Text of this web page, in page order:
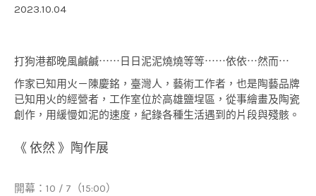
2023.10.04
打狗港都晚風鹹鹹⋯⋯日日泥泥燒燒等等⋯⋯依依⋯然而⋯
作家已知用火－陳慶銘，臺灣⼈，藝術⼯作者，也是陶藝品牌
已知⽤火的經營者，⼯作室位於高雄鹽埕區，從事繪畫及陶瓷
創作，⽤緩慢如泥的速度，紀錄各種⽣活遇到的片段與殘骸。
《 依然 》陶作展
開幕：10 / 7（15:00）